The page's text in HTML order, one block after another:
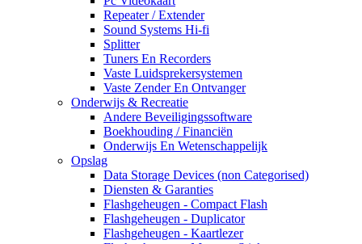
Repeater / Extender
Sound Systems Hi-fi
Splitter
Tuners En Recorders
Vaste Luidsprekersystemen
Vaste Zender En Ontvanger
Onderwijs & Recreatie
Andere Beveiligingssoftware
Boekhouding / Financiën
Onderwijs En Wetenschappelijk
Opslag
Data Storage Devices (non Categorised)
Diensten & Garanties
Flashgeheugen - Compact Flash
Flashgeheugen - Duplicator
Flashgeheugen - Kaartlezer